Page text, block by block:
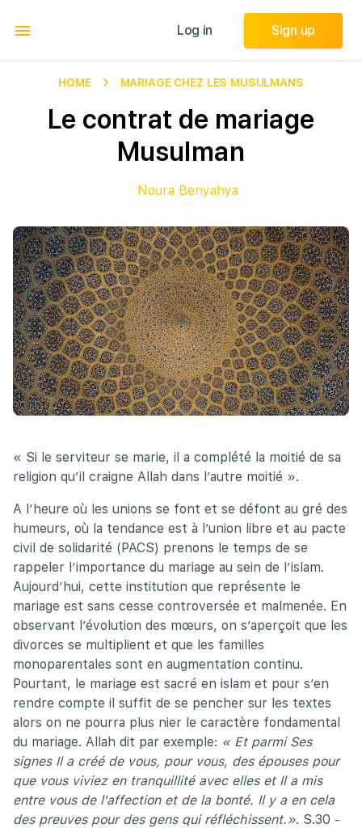
Log in Sign up
Log in Sign up
HOME MARIAGE CHEZ LES MUSULMANS
Le contrat de mariage
Musulman
Noura Benyahya
« Si le serviteur se marie, il a complété la moitié de sa
religion qu’il craigne Allah dans l’autre moitié ».
A l’heure où les unions se font et se défont au gré des
humeurs, où la tendance est à l’union libre et au pacte
civil de solidarité (PACS) prenons le temps de se
rappeler l’importance du mariage au sein de l’islam.
Aujourd’hui, cette institution que représente le
mariage est sans cesse controversée et malmenée. En
observant l’évolution des mœurs, on s’aperçoit que les
divorces se multiplient et que les familles
monoparentales sont en augmentation continu.
Pourtant, le mariage est sacré en islam et pour s’en
rendre compte il suffit de se pencher sur les textes
alors on ne pourra plus nier le caractère fondamental
du mariage. Allah dit par exemple: « Et parmi Ses
signes Il a créé de vous, pour vous, des épouses pour
que vous viviez en tranquillité avec elles et Il a mis
entre vous de l'affection et de la bonté. Il y a en cela
des preuves pour des gens qui réfléchissent.». S.30 -